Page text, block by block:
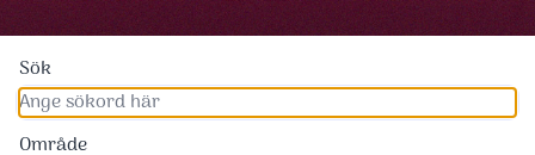
Sök
Område